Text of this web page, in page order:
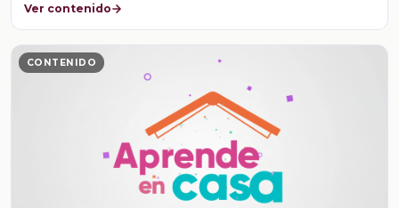
Ver contenido
CONTENIDO